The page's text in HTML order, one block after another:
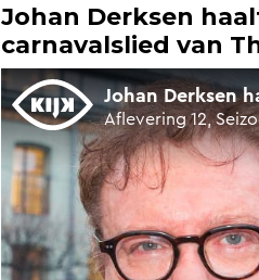
Johan Derksen
carnavalslied van